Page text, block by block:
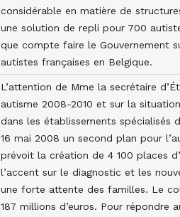
considérable en matière de
une solution de repli pour 700
que compte faire le Gouvernement
autistes françaises en Belgique.
L’attention de Mme la secrétaire
autisme 2008-2010 et sur la
dans les établissements spécialisés
16 mai 2008 un second plan pour
prévoit la création de 4 100 places
l’accent sur le diagnostic et les
une forte attente des familles. Le
187 millions d’euros. Pour répondre